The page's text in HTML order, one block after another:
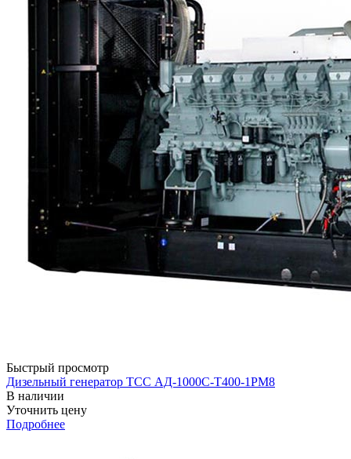
Быстрый просмотр
Дизельный генератор ТСС АД-1000С-Т400-1РМ8
В наличии
Уточнить цену
Подробнее